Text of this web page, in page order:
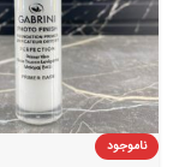
ناموجود